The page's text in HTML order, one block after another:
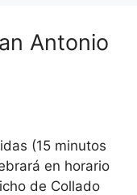
Antonio
(15 minutos
en horario
de Collado